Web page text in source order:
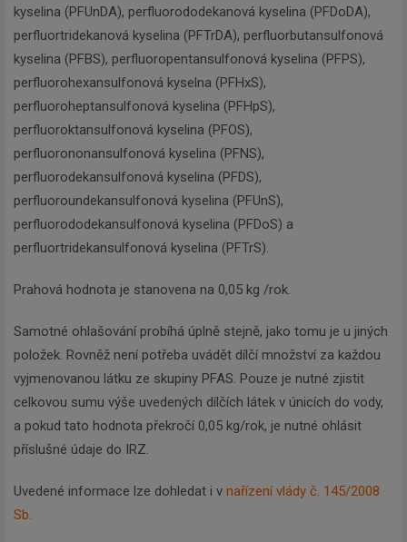
kyselina (PFUnDA), perfluorododekanová kyselina (PFDoDA),
perfluortridekanová kyselina (PFTrDA), perfluorbutansulfonová
kyselina (PFBS), perfluoropentansulfonová kyselina (PFPS),
perfluorohexansulfonová kyselna (PFHxS),
perfluoroheptansulfonová kyselina (PFHpS),
perfluoroktansulfonová kyselina (PFOS),
perfluorononansulfonová kyselina (PFNS),
perfluorodekansulfonová kyselina (PFDS),
perfluoroundekansulfonová kyselina (PFUnS),
perfluorododekansulfonová kyselina (PFDoS) a
perfluortridekansulfonová kyselina (PFTrS).
Prahová hodnota je stanovena na 0,05 kg /rok.
Samotné ohlašování probíhá úplně stejně, jako tomu je u jiných
položek. Rovněž není potřeba uvádět dílčí množství za každou
vyjmenovanou látku ze skupiny PFAS. Pouze je nutné zjistit
celkovou sumu výše uvedených dílčích látek v únicích do vody,
a pokud tato hodnota překročí 0,05 kg/rok, je nutné ohlásit
příslušné údaje do IRZ.
Uvedené informace lze dohledat i v nařízení vlády č. 145/2008
Sb.